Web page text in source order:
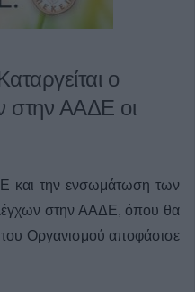
ο
στην ΑΑΔΕ οι
και την ενσωμάτωση των
στην ΑΑΔΕ, όπου θα
Οργανισμού αποφάσισε